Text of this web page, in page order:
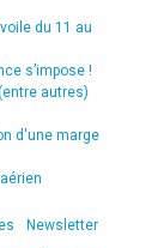
du 11 au
s’impose !
autres)
d'une marge
Newsletter